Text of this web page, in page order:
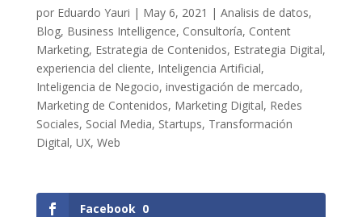
por Eduardo Yauri | May 6, 2021 | Analisis de datos,
Blog, Business Intelligence, Consultoría, Content
Marketing, Estrategia de Contenidos, Estrategia Digital,
experiencia del cliente, Inteligencia Artificial,
Inteligencia de Negocio, investigación de mercado,
Marketing de Contenidos, Marketing Digital, Redes
Sociales, Social Media, Startups, Transformación
Digital, UX, Web
Facebook 0